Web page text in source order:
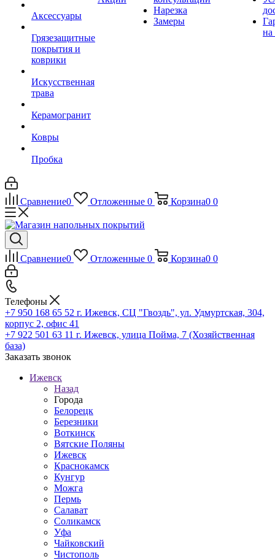
Аксессуары
Грязезащитные
покрытия и
коврики
Искусственная
трава
Керамогранит
Ковры
Пробка
Нарезка
Замеры
на
Сравнение0 Отложенные 0 Корзина0 0
Сравнение0 Отложенные 0 Корзина0 0
Телефоны
+7 950 168 65 52 г. Ижевск, СЦ "Гвоздь", ул. Удмуртская, 304,
корпус 2, офис 41
+7 922 501 63 11 г. Ижевск, улица Пойма, 7 (Хозяйственная
база)
Заказать звонок
Ижевск
Назад
Города
Белорецк
Березники
Воткинск
Вятские Поляны
Ижевск
Краснокамск
Кунгур
Можга
Пермь
Салават
Соликамск
Уфа
Чайковский
Чистополь